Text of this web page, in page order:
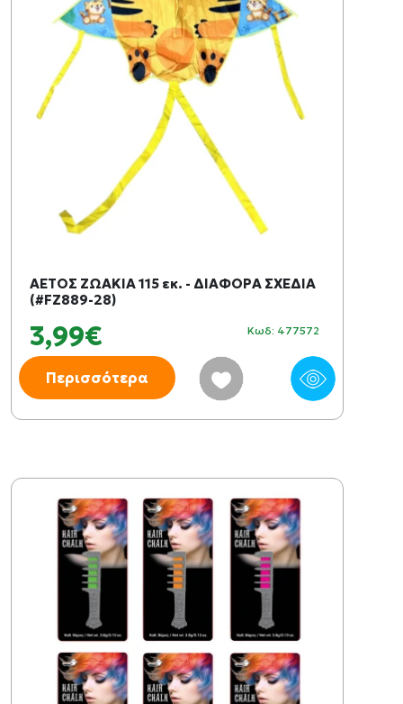
ΑΕΤΟΣ ΖΩΑΚΙΑ 115 εκ. - ΔΙΑΦΟΡΑ ΣΧΕΔΙΑ
(#FZ889-28)
3,99€ Κωδ: 477572
Περισσότερα